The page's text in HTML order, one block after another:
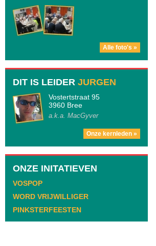
Alle foto's »
DIT IS LEIDER JURGEN
Vostertstraat 95
3960 Bree
a.k.a. MacGyver
Onze kernleden »
ONZE INITATIEVEN
VOSPOP
WORD VRIJWILLIGER
PINKSTERFEESTEN